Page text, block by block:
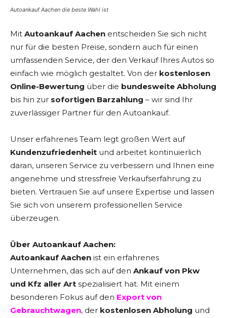
Autoankauf Aachen die beste Wahl ist
Mit Autoankauf Aachen entscheiden Sie sich nicht
nur für die besten Preise, sondern auch für einen
umfassenden Service, der den Verkauf Ihres Autos so
einfach wie möglich gestaltet. Von der kostenlosen
Online-Bewertung über die bundesweite Abholung
bis hin zur sofortigen Barzahlung – wir sind Ihr
zuverlässiger Partner für den Autoankauf.
Unser erfahrenes Team legt großen Wert auf
Kundenzufriedenheit und arbeitet kontinuierlich
daran, unseren Service zu verbessern und Ihnen eine
angenehme und stressfreie Verkaufserfahrung zu
bieten. Vertrauen Sie auf unsere Expertise und lassen
Sie sich von unserem professionellen Service
überzeugen.
Über Autoankauf Aachen:
Autoankauf Aachen ist ein erfahrenes
Unternehmen, das sich auf den Ankauf von Pkw
und Kfz aller Art spezialisiert hat. Mit einem
besonderen Fokus auf den Export von
Gebrauchtwagen, der kostenlosen Abholung und